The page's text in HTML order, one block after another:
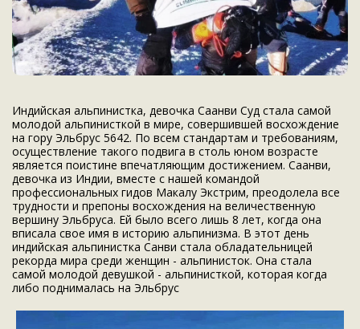
Индийская альпинистка, девочка Саанви Суд стала самой
молодой альпинисткой в мире, совершившей восхождение
на гору Эльбрус 5642. По всем стандартам и требованиям,
осуществление такого подвига в столь юном возрасте
является поистине впечатляющим достижением. Саанви,
девочка из Индии, вместе с нашей командой
профессиональных гидов Макалу Экстрим, преодолела все
трудности и препоны восхождения на величественную
вершину Эльбруса. Ей было всего лишь 8 лет, когда она
вписала свое имя в историю альпинизма. В этот день
индийская альпинистка Санви стала обладательницей
рекорда мира среди женщин - альпинисток. Она стала
самой молодой девушкой - альпинисткой, которая когда
либо поднималась на Эльбрус